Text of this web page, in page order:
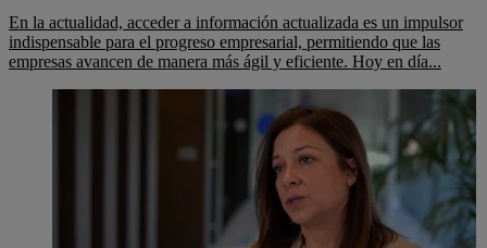
En la actualidad, acceder a información actualizada es un impulsor
indispensable para el progreso empresarial, permitiendo que las
empresas avancen de manera más ágil y eficiente. Hoy en día...